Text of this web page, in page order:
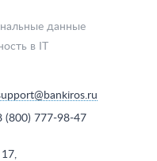
данные
в IT
(800) 777-98-47